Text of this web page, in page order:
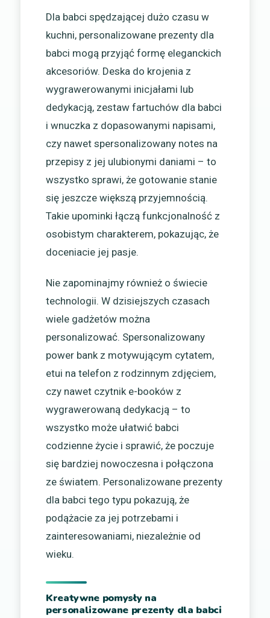
Dla babci spędzającej dużo czasu w
kuchni, personalizowane prezenty dla
babci mogą przyjąć formę eleganckich
akcesoriów. Deska do krojenia z
wygrawerowanymi inicjałami lub
dedykacją, zestaw fartuchów dla babci
i wnuczka z dopasowanymi napisami,
czy nawet spersonalizowany notes na
przepisy z jej ulubionymi daniami – to
wszystko sprawi, że gotowanie stanie
się jeszcze większą przyjemnością.
Takie upominki łączą funkcjonalność z
osobistym charakterem, pokazując, że
doceniacie jej pasje.
Nie zapominajmy również o świecie
technologii. W dzisiejszych czasach
wiele gadżetów można
personalizować. Spersonalizowany
power bank z motywującym cytatem,
etui na telefon z rodzinnym zdjęciem,
czy nawet czytnik e-booków z
wygrawerowaną dedykacją – to
wszystko może ułatwić babci
codzienne życie i sprawić, że poczuje
się bardziej nowoczesna i połączona
ze światem. Personalizowane prezenty
dla babci tego typu pokazują, że
podążacie za jej potrzebami i
zainteresowaniami, niezależnie od
wieku.
Kreatywne pomysły na
personalizowane prezenty dla babci